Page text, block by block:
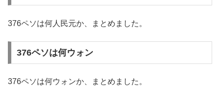
376ペソは何人民元か、まとめました。
376ペソは何ウォン
376ペソは何ウォンか、まとめました。